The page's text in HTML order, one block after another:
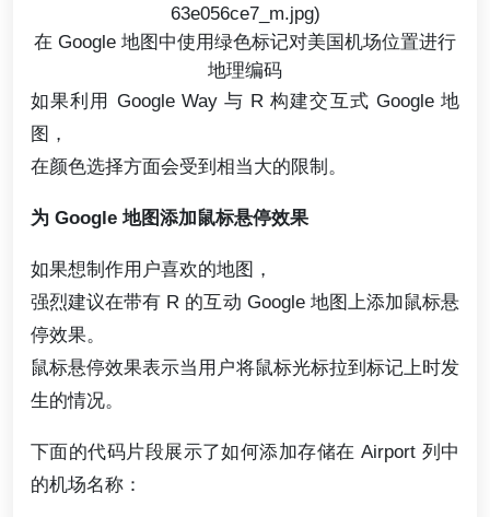
63e056ce7_m.jpg)
在 Google 地图中使用绿色标记对美国机场位置进行
地理编码
如果利用 Google Way 与 R 构建交互式 Google 地
图，
在颜色选择方面会受到相当大的限制。
为 Google 地图添加鼠标悬停效果
如果想制作用户喜欢的地图，
强烈建议在带有 R 的互动 Google 地图上添加鼠标悬
停效果。
鼠标悬停效果表示当用户将鼠标光标拉到标记上时发
生的情况。
下面的代码片段展示了如何添加存储在 Airport 列中
的机场名称：